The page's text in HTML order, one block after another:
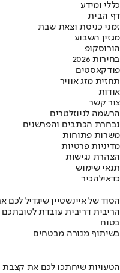
כללי ומידע
דף הבית
זמני כניסת וצאת שבת
מגזין השבוע
הורוסקופ
בחירות 2026
פודקאסטים
תחזית מזג אוויר
אודות
צור קשר
הרשמה לניוזלטרים
נבחרת הכתבים והפרשנים
משרות פתוחות
מדיניות פרטיות
הצהרת נגישות
תנאי שימוש
כדאילהכיר
הסוד של איינשטיין שיגדיל לכם
הריבית דריבית עובדת
בטוח
בשיתוף מנורה מבטחים
הטעויות שיחתכו לכם את קצבת